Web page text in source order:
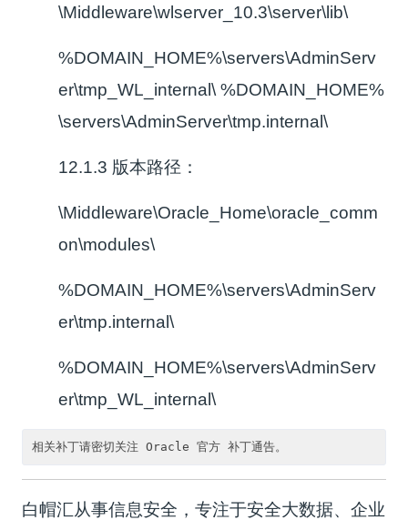
\Middleware\wlserver_10.3\server\lib\
%DOMAIN_HOME%\servers\AdminServ
er\tmp_WL_internal\ %DOMAIN_HOME%
\servers\AdminServer\tmp.internal\
12.1.3 版本路径：
\Middleware\Oracle_Home\oracle_comm
on\modules\
%DOMAIN_HOME%\servers\AdminServ
er\tmp.internal\
%DOMAIN_HOME%\servers\AdminServ
er\tmp_WL_internal\
白帽汇从事信息安全，专注于安全大数据、企业